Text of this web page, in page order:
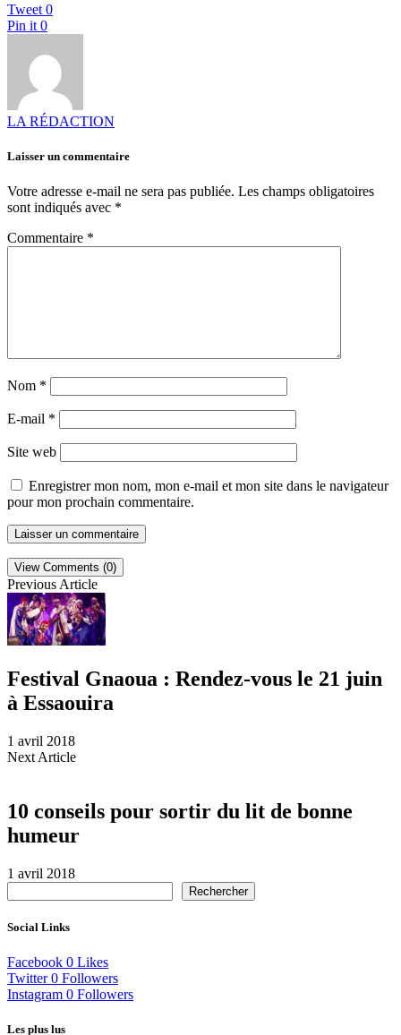
Tweet 0
Pin it 0
LA RÉDACTION
Laisser un commentaire
Votre adresse e-mail ne sera pas publiée. Les champs obligatoires
sont indiqués avec *
Commentaire *
Nom *
E-mail *
Site web
Enregistrer mon nom, mon e-mail et mon site dans le navigateur
pour mon prochain commentaire.
View Comments (0)
Previous Article
Festival Gnaoua : Rendez-vous le 21 juin
à Essaouira
1 avril 2018
Next Article
10 conseils pour sortir du lit de bonne
humeur
1 avril 2018
Rechercher
Social Links
Facebook 0 Likes
Twitter 0 Followers
Instagram 0 Followers
Les plus lus